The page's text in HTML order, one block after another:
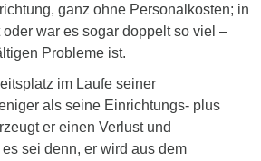
ganz ohne Personalkosten; in
war es sogar doppelt so viel –
Probleme ist.
im Laufe seiner
als seine Einrichtungs- plus
er einen Verlust und
sei denn, er wird aus dem